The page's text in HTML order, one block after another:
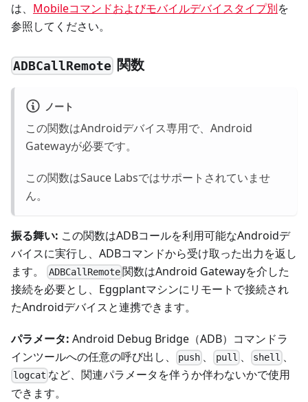
は、 Mobileコマンドおよびモバイルデバイスタイプ別を
参照してください。
ADBCallRemote 関数
ノート
この関数はAndroidデバイス専用で、Android
Gatewayが必要です。
この関数はSauce Labsではサポートされていませ
ん。
振る舞い: この関数はADBコールを利用可能なAndroidデ
バイスに実行し、ADBコマンドから受け取った出力を返し
ます。
ADBCallRemote 関数はAndroid Gatewayを介した
接続を必要とし、Eggplantマシンにリモートで接続され
たAndroidデバイスと連携できます。
パラメータ: Android Debug Bridge（ADB）コマンドラ
インツールへの任意の呼び出し、
push 、 pull 、 shell 、
logcat など、関連パラメータを伴うか伴わないかで使用
できます。